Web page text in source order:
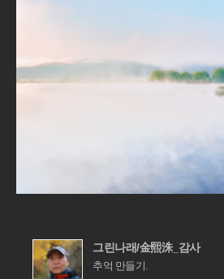
그린나래/金熙洙_감사
추억 만들기.